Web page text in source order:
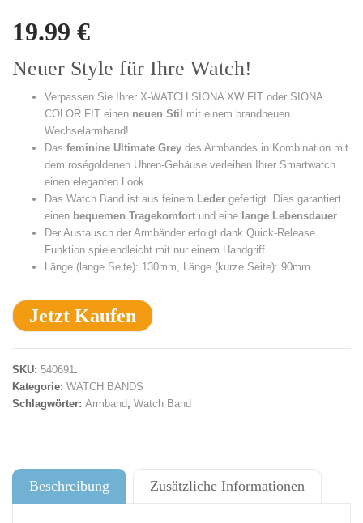
19.99 €
Neuer Style für Ihre Watch!
Verpassen Sie Ihrer X-WATCH SIONA XW FIT oder SIONA
COLOR FIT einen neuen Stil
mit einem brandneuen
Wechselarmband!
Das feminine Ultimate Grey des Armbandes in Kombination mit
dem roségoldenen Uhren-Gehäuse verleihen Ihrer Smartwatch
einen eleganten Look.
Das Watch Band ist aus feinem Leder gefertigt. Dies garantiert
einen bequemen Tragekomfort und eine lange Lebensdauer.
Der Austausch der Armbänder erfolgt dank Quick-Release
Funktion spielendleicht mit nur einem Handgriff.
Länge (lange Seite): 130mm, Länge (kurze Seite): 90mm.
Jetzt Kaufen
SKU: 540691.
Kategorie: WATCH BANDS
Schlagwörter: Armband, Watch Band
Beschreibung Zusätzliche Informationen